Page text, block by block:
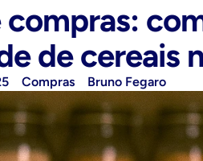
compras:
de cereais
Compras Bruno Fegaro